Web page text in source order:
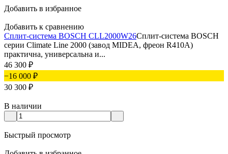
Добавить в избранное
Добавить к сравнению
Сплит-система BOSCH CLL2000W26Сплит-система BOSCH
серии Climate Line 2000 (завод MIDEA, фреон R410A)
практична, универсальна и...
46 300 ₽
−16 000 ₽
30 300 ₽
В наличии
Быстрый просмотр